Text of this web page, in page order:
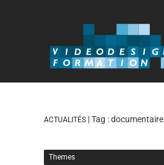
ACTUALITÉS | Tag :documentaire
Themes